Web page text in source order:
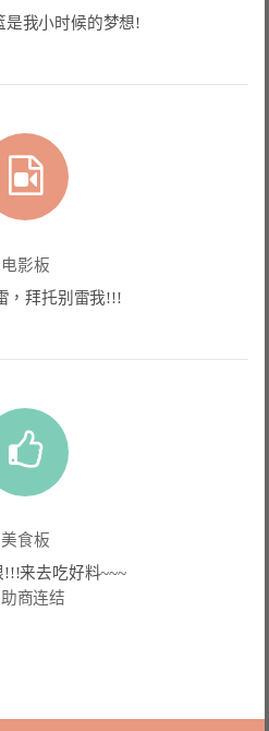
是我小时候的梦想!
电影板
，拜托别雷我!!!
美食板
来去吃好料~~~
商连结